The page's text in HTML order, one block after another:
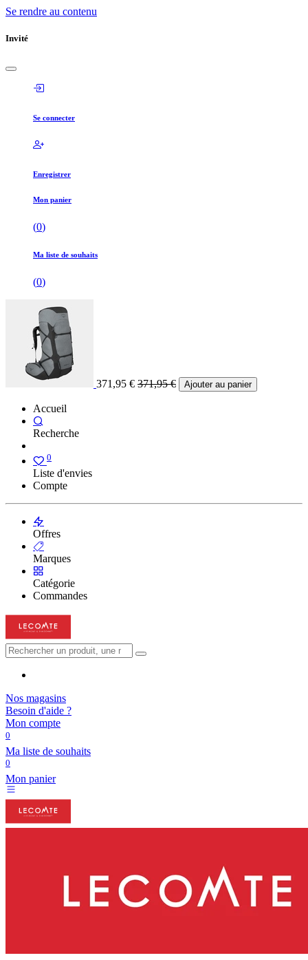
Se rendre au contenu
Invité
Se connecter
Enregistrer
Mon panier
(0)
Ma liste de souhaits
(0)
371,95 € 371,95€ Ajouter au panier
Accueil
Recherche
0
Liste d'envies
Compte
Offres
Marques
Catégorie
Commandes
Nos magasins
Besoin d'aide ?
Mon compte
0
Ma liste de souhaits
0
Mon panier